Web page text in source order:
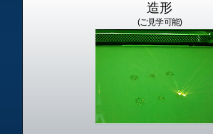
造形
(ご見学可能)